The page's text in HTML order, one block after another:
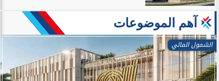
آهم الموضوعات
الشمول المالي